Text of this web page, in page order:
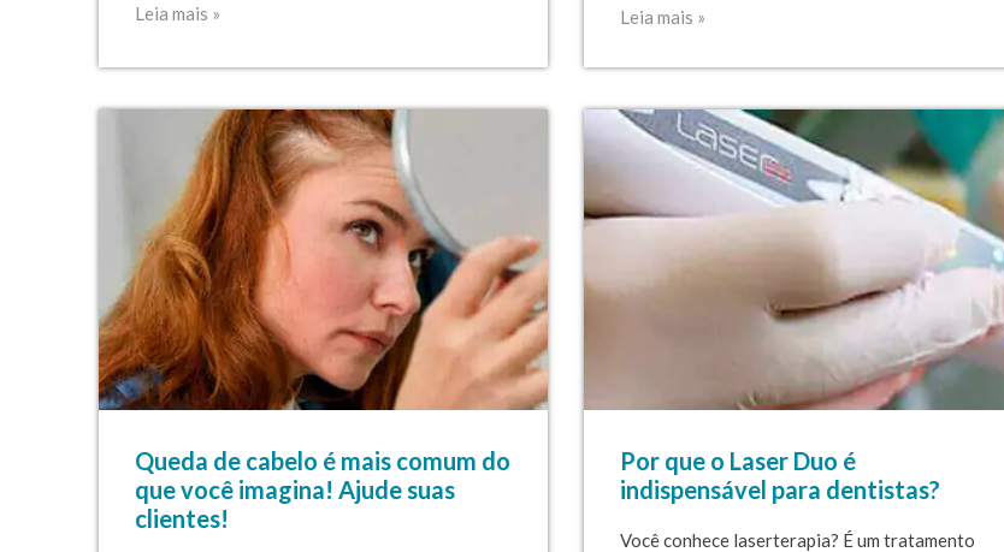
Leia mais » Leia mais »
Queda de cabelo é mais comum do
que você imagina! Ajude suas
clientes!
Por que o Laser Duo é
indispensável para dentistas?
Você conhece laserterapia? É um tratamento